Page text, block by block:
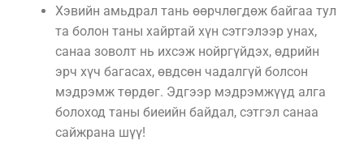
Хэвийн амьдрал тань өөрчлөгдөж байгаа тул
та болон таны хайртай хүн сэтгэлээр унах,
санаа зоволт нь ихсэж нойргүйдэх, өдрийн
эрч хүч багасах, өвдсөн чадалгүй болсон
мэдрэмж төрдөг. Эдгээр мэдрэмжүүд алга
болоход таны биеийн байдал, сэтгэл санаа
сайжрана шүү!